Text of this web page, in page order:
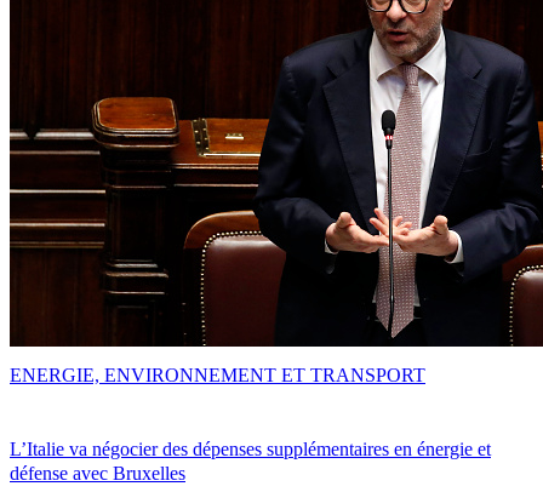
L’Italie va négocier des dépenses supplémentaires en énergie et
défense avec Bruxelles
ENERGIE, ENVIRONNEMENT ET TRANSPORT